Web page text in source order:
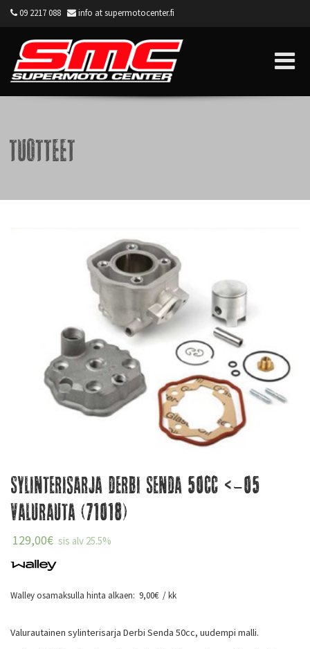
09 2217 088 info at supermotocenter.fi
Tuotteet
Sylinterisarja Derbi Senda 50cc <-05
Valurauta (71018)
129,00€ sis alv 25.5%
Walley osamaksulla hinta alkaen: 9,00€ / kk
Valurautainen sylinterisarja Derbi Senda 50cc, uudempi malli.